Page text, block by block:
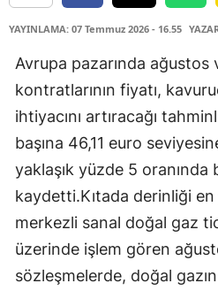
YAYINLAMA: 07 Temmuz 2026 - 16.55
Avrupa pazarında ağustos
kontratlarının fiyatı,
ihtiyacını artıracağı
başına 46,11 euro
yaklaşık yüzde 5 oranında
kaydetti.Kıtada derinliği
merkezli sanal doğal gaz
üzerinde işlem gören
sözleşmelerde, doğal